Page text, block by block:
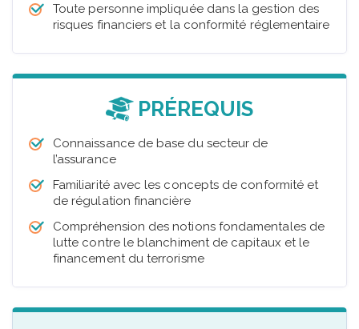
Toute personne impliquée dans la gestion des
risques financiers et la conformité réglementaire
PRÉREQUIS
Connaissance de base du secteur de
l’assurance
Familiarité avec les concepts de conformité et
de régulation financière
Compréhension des notions fondamentales de
lutte contre le blanchiment de capitaux et le
financement du terrorisme